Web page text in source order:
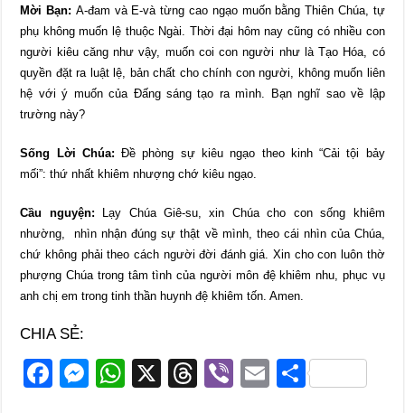
Mời Bạn: A-đam và E-và từng cao ngạo muốn bằng Thiên Chúa, tự
phụ không muốn lệ thuộc Ngài. Thời đại hôm nay cũng có nhiều con
người kiêu căng như vậy, muốn coi con người như là Tạo Hóa, có
quyền đặt ra luật lệ, bản chất cho chính con người, không muốn liên
hệ với ý muốn của Đấng sáng tạo ra mình. Bạn nghĩ sao về lập
trường này?
Sống Lời Chúa:Đề phòng sự kiêu ngạo theo kinh “Cải tội bảy
mối”: thứ nhất khiêm nhượng chớ kiêu ngạo.
Cầu nguyện: Lạy Chúa Giê-su, xin Chúa cho con sống khiêm
nhường, nhìn nhận đúng sự thật về mình, theo cái nhìn của Chúa,
chứ không phải theo cách người đời đánh giá. Xin cho con luôn thờ
phượng Chúa trong tâm tình của người môn đệ khiêm nhu, phục vụ
anh chị em trong tinh thần huynh đệ khiêm tốn. Amen.
CHIA SẺ:
F
M
W
X
T
Vi
E S